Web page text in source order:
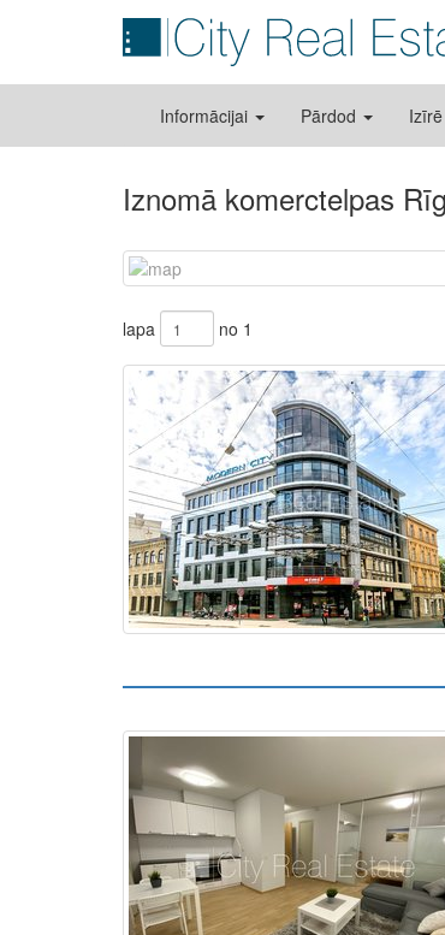
Informācijai Pārdod Izīrē
Iznomā komerctelpas
lapa no 1